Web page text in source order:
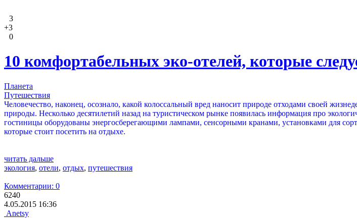
3
+3
0
10 комфортабельных эко-отелей, которые
Планета
Путешествия
Человечество, наконец, осознало, какой колоссальный вред наносит природе отходами своей
природы. Несколько десятилетий назад на туристическом рынке появилась информация про
гостиницы оборудованы энергосберегающими лампами, сенсорными кранами, установками для
которые стоит посетить на отдыхе.
читать дальше
экология, отели, отдых, путешествия
Комментарии: 0
6240
4.05.2015 16:36
Anetsy